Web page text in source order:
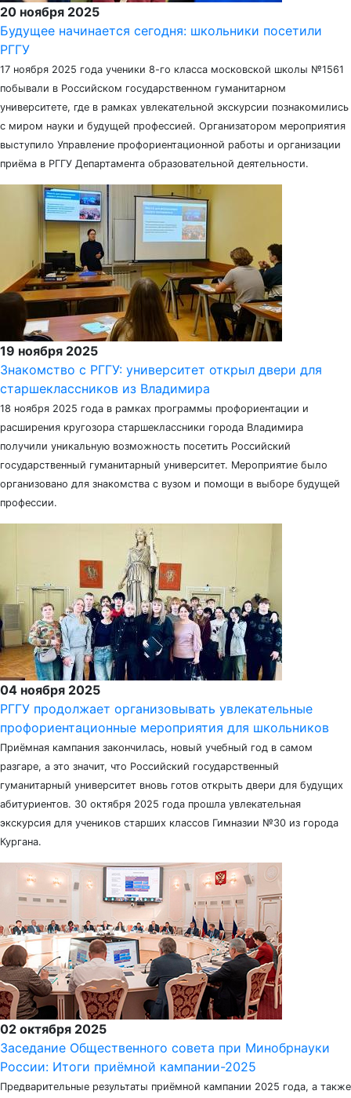
20 ноября 2025
Будущее начинается сегодня: школьники посетили
РГГУ
17 ноября 2025 года ученики 8-го класса московской школы №1561
побывали в Российском государственном гуманитарном
университете, где в рамках увлекательной экскурсии познакомились
с миром науки и будущей профессией. Организатором мероприятия
выступило Управление профориентационной работы и организации
приёма в РГГУ Департамента образовательной деятельности.
19 ноября 2025
Знакомство с РГГУ: университет открыл двери для
старшеклассников из Владимира
18 ноября 2025 года в рамках программы профориентации и
расширения кругозора старшеклассники города Владимира
получили уникальную возможность посетить Российский
государственный гуманитарный университет. Мероприятие было
организовано для знакомства с вузом и помощи в выборе будущей
профессии.
04 ноября 2025
РГГУ продолжает организовывать увлекательные
профориентационные мероприятия для школьников
Приёмная кампания закончилась, новый учебный год в самом
разгаре, а это значит, что Российский государственный
гуманитарный университет вновь готов открыть двери для будущих
абитуриентов. 30 октября 2025 года прошла увлекательная
экскурсия для учеников старших классов Гимназии №30 из города
Кургана.
02 октября 2025
Заседание Общественного совета при Минобрнауки
России: Итоги приёмной кампании-2025
Предварительные результаты приёмной кампании 2025 года, а также